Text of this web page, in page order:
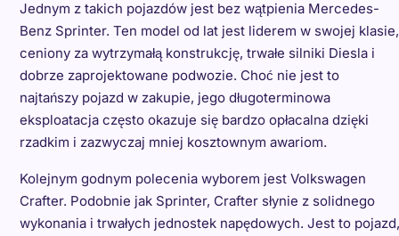
Jednym z takich pojazdów jest bez wątpienia Mercedes-
Benz Sprinter. Ten model od lat jest liderem w swojej klasie,
ceniony za wytrzymałą konstrukcję, trwałe silniki Diesla i
dobrze zaprojektowane podwozie. Choć nie jest to
najtańszy pojazd w zakupie, jego długoterminowa
eksploatacja często okazuje się bardzo opłacalna dzięki
rzadkim i zazwyczaj mniej kosztownym awariom.
Kolejnym godnym polecenia wyborem jest Volkswagen
Crafter. Podobnie jak Sprinter, Crafter słynie z solidnego
wykonania i trwałych jednostek napędowych. Jest to pojazd,